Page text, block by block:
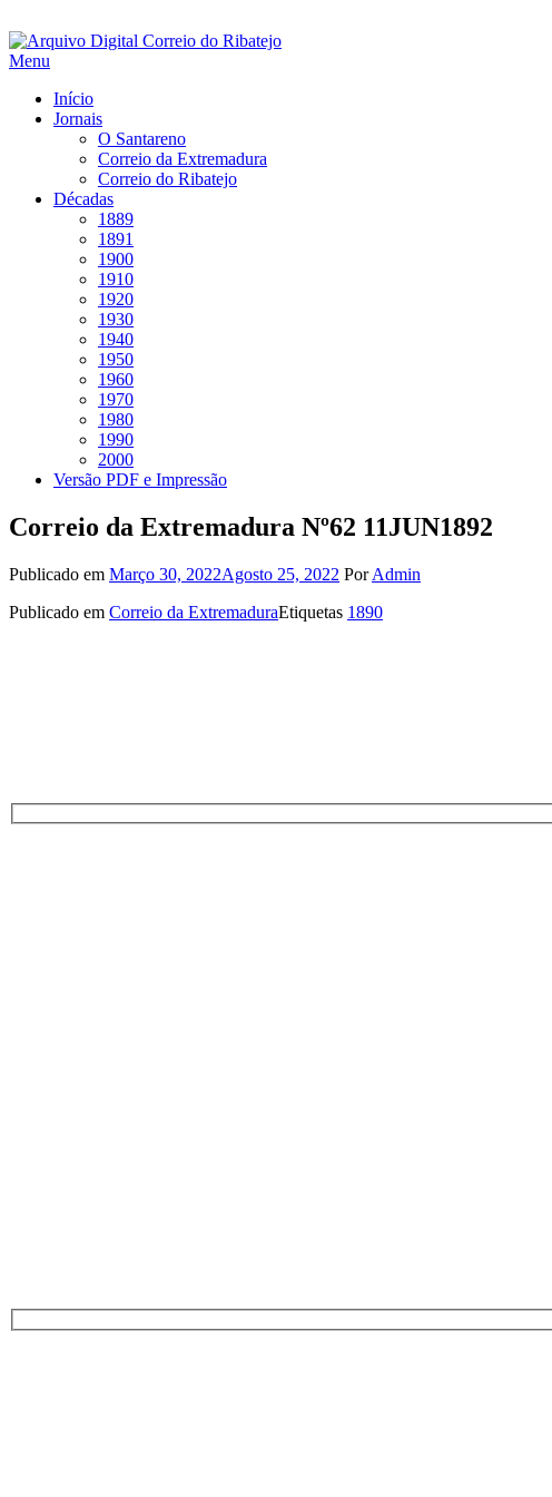
Saltar
para
Menu
Início
Jornais
O Santareno
Correio da Extremadura
Correio do Ribatejo
Décadas
1889
1891
1900
1910
1920
1930
1940
1950
1960
1970
1980
1990
2000
Versão PDF e Impressão
Correio da Extremadura Nº62 11JUN1892
Publicado em Março 30, 2022Agosto 25, 2022 PorAdmin
Publicado em Correio da ExtremaduraEtiquetas 1890